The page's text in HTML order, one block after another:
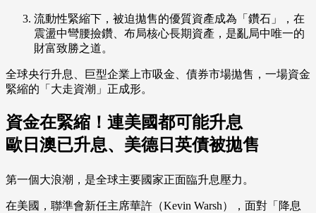
流動性緊縮下，被迫拋售的優質資產成為「鑽石」，在
震盪中彎腰撿鑽、布局核心長期資產，是亂局中唯一的
財富致勝之道。
全球央行升息、巨型企業上市吸金、債券市場拋售，一場資金
緊縮的「大走資潮」正成形。
資金在緊縮！連美國都可能升息
歐日澳已升息、美德日英債被拋售
第一個大浪潮，是全球主要國家正面臨升息壓力。
在美國，聯準會新任主席華許（Kevin Warsh），面對「降息